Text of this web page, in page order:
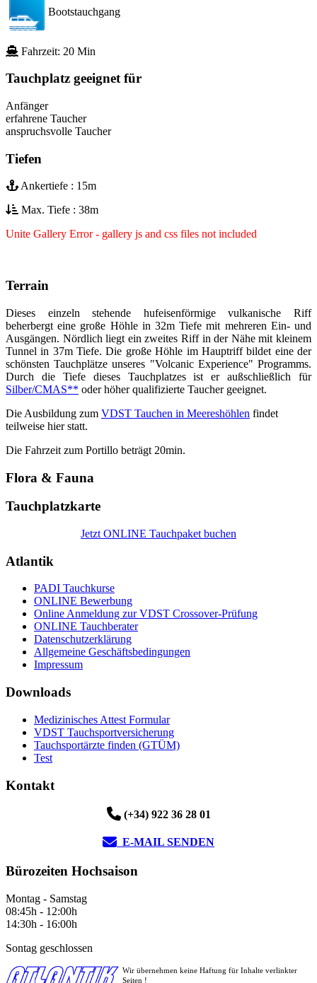
Bootstauchgang
Fahrzeit: 20 Min
Tauchplatz geeignet für
Anfänger
erfahrene Taucher
anspruchsvolle Taucher
Tiefen
Ankertiefe : 15m
Max. Tiefe : 38m
Unite Gallery Error - gallery js and css files not included
Terrain
Dieses einzeln stehende hufeisenförmige vulkanische Riff
beherbergt eine große Höhle in 32m Tiefe mit mehreren Ein- und
Ausgängen. Nördlich liegt ein zweites Riff in der Nähe mit kleinem
Tunnel in 37m Tiefe. Die große Höhle im Hauptriff bildet eine der
schönsten Tauchplätze unseres "Volcanic Experience" Programms.
Durch die Tiefe dieses Tauchplatzes ist er außschließlich für
Silber/CMAS** oder höher qualifizierte Taucher geeignet.
Die Ausbildung zum VDST Tauchen in Meereshöhlen findet
teilweise hier statt.
Die Fahrzeit zum Portillo beträgt 20min.
Flora & Fauna
Tauchplatzkarte
Jetzt ONLINE Tauchpaket buchen
Atlantik
PADI Tauchkurse
ONLINE Bewerbung
Online Anmeldung zur VDST Crossover-Prüfung
ONLINE Tauchberater
Datenschutzerklärung
Allgemeine Geschäftsbedingungen
Impressum
Downloads
Medizinisches Attest Formular
VDST Tauchsportversicherung
Tauchsportärzte finden (GTÜM)
Test
Kontakt
(+34) 922 36 28 01
E-MAIL SENDEN
Bürozeiten Hochsaison
Montag - Samstag
08:45h - 12:00h
14:30h - 16:00h
Sontag geschlossen
Wir übernehmen keine Haftung für Inhalte verlinkter
Seiten !